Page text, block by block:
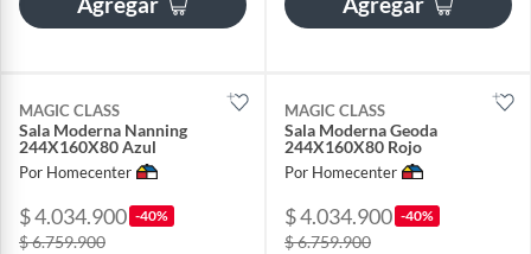
MAGIC CLASS
Sala Moderna Nanning
244X160X80 Azul
Por Homecenter
$ 4.034.900 -40%
$ 6.759.900
MAGIC CLASS
Sala Moderna Geoda
244X160X80 Rojo
Por Homecenter
$ 4.034.900 -40%
$ 6.759.900